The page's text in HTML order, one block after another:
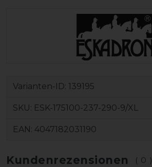
Varianten-ID: 139195
SKU: ESK-175100-237-290-9/XL
EAN: 4047182031190
Kundenrezensionen (0)